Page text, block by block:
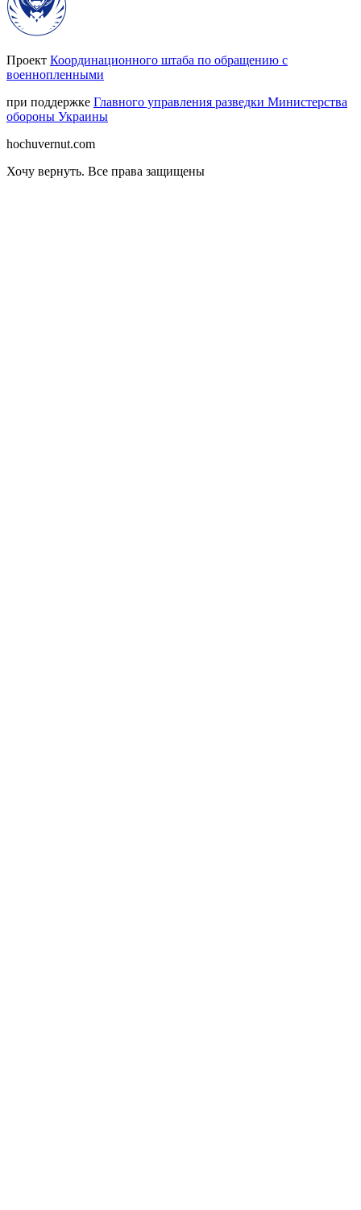
Проект Координационного штаба по обращению с
военнопленными
при поддержке Главного управления разведки Министерства
обороны Украины
hochuvernut.com
Хочу вернуть. Все права защищены